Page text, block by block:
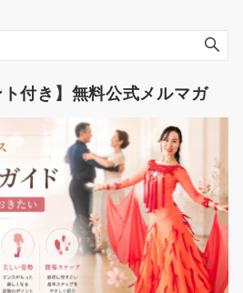
ト付き】無料公式メルマガ